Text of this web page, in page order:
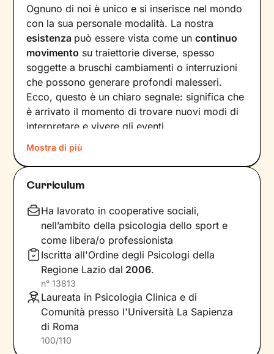
Ognuno di noi è unico e si inserisce nel mondo
con la sua personale modalità. La nostra
esistenza può essere vista come uncontinuo
movimento su traiettorie diverse, spesso
soggette a bruschi cambiamenti o interruzioni
che possono generare profondi malesseri.
Ecco, questo è un chiaro segnale: significa che
è arrivato il momento di trovare nuovi modi di
interpretare e vivere gli eventi.
Come farlo? Raccontando la nostra storia alla
ricerca di ciò che non ci rappresenta più, e
individuando
nuova strada che ci consente di affrontare
situazioni, relazioni ed emozioni in armonia con
i nostri bisogni e desideri più profondi.
Il nostro percorso insieme si baserà su un
ascolto attivo, privo di giudizio, e sulla
costruzione di una relazione accogliente
supporto. Ci concentreremo poi sul presente,
per comprendere quali meccanismi risultano
meno funzionali per te e quali invece
Mostra di più
Curriculum
Ha lavorato in cooperative sociali,
nell’ambito della psicologia dello sport e
come libera/o professionista
Iscritta all'Ordine degli Psicologi della
Regione Lazio dal 2006.
n° 13813
Laureata in Psicologia Clinica e di
Comunità presso l'Università La Sapienza
di Roma
100/110